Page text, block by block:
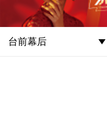
台前幕后